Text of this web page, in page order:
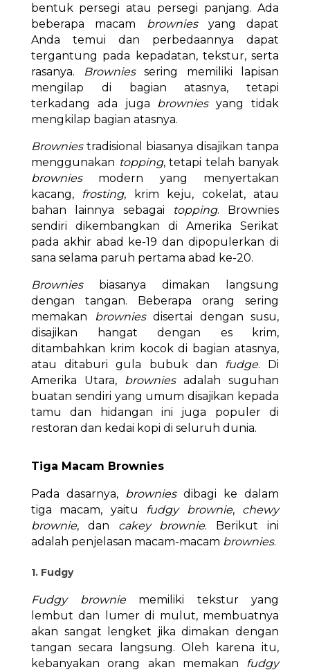
bentuk persegi atau persegi panjang. Ada
beberapa macam browniesyang dapat
Anda temui dan perbedaannya dapat
tergantung pada kepadatan, tekstur, serta
rasanya.
Browniessering memiliki lapisan
mengilap di bagian atasnya, tetapi
terkadang ada juga browniesyang tidak
mengkilap bagian atasnya.
Browniestradisional biasanya disajikan tanpa
menggunakan topping, tetapi telah banyak
browniesmodern yang menyertakan
kacang, frosting, krim keju, cokelat, atau
bahan lainnya sebagai
topping. Brownies
sendiri dikembangkan di Amerika Serikat
pada akhir abad ke-19 dan dipopulerkan di
sana selama paruh pertama abad ke-20.
Browniesbiasanya dimakan langsung
dengan tangan. Beberapa orang sering
memakan browniesdisertai dengan susu,
disajikan hangat dengan es krim,
ditambahkan krim kocok di bagian atasnya,
atau ditaburi gula bubuk dan fudge. Di
Amerika Utara, browniesadalah suguhan
buatan sendiri yang umum disajikan kepada
tamu dan hidangan ini juga populer di
restoran dan kedai kopi di seluruh dunia.
Tiga Macam Brownies
Pada dasarnya, browniesdibagi ke dalam
tiga macam, yaitu fudgy brownie, chewy
brownie, dan cakey brownie. Berikut ini
adalah penjelasan macam-macam brownies.
1. Fudgy
Fudgy browniememiliki tekstur yang
lembut dan lumer di mulut, membuatnya
akan sangat lengket jika dimakan dengan
tangan secara langsung. Oleh karena itu,
kebanyakan orang akan memakan fudgy